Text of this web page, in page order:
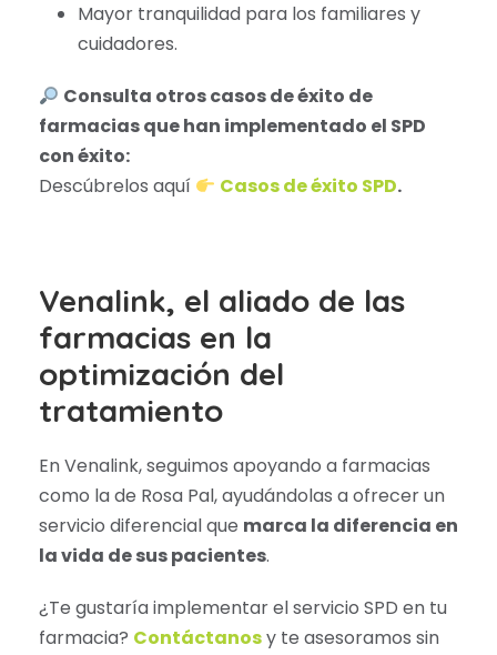
Mayor tranquilidad para los familiares y
cuidadores.
Consulta otros casos de éxito de
farmacias que han implementado el SPD
con éxito:
Descúbrelos aquí
Casos de éxito SPD.
Venalink, el aliado de las
farmacias en la
optimización del
tratamiento
En Venalink, seguimos apoyando a farmacias
como la de Rosa Pal, ayudándolas a ofrecer un
servicio diferencial que marca la diferencia en
la vida de sus pacientes.
¿Te gustaría implementar el servicio SPD en tu
farmacia? Contáctanosy te asesoramos sin